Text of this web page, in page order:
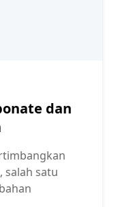
dan
salah satu